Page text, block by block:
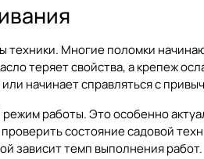
Многие поломки
теряет свойства, а крепеж
начинает справляться с
работы. Это особенно
состояние садовой
зависит темп выполнения работ.